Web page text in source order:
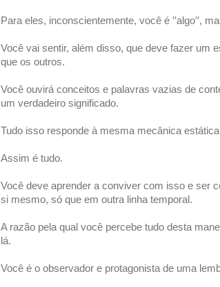
Para eles, inconscientemente, você é ′′algo′′,
Você vai sentir, além disso, que deve fazer um
que os outros.
Você ouvirá conceitos e palavras vazias de
um verdadeiro significado.
Tudo isso responde à mesma mecânica
Assim é tudo.
Você deve aprender a conviver com isso e ser
si mesmo, só que em outra linha temporal.
A razão pela qual você percebe tudo desta
lá.
Você é o observador e protagonista de uma